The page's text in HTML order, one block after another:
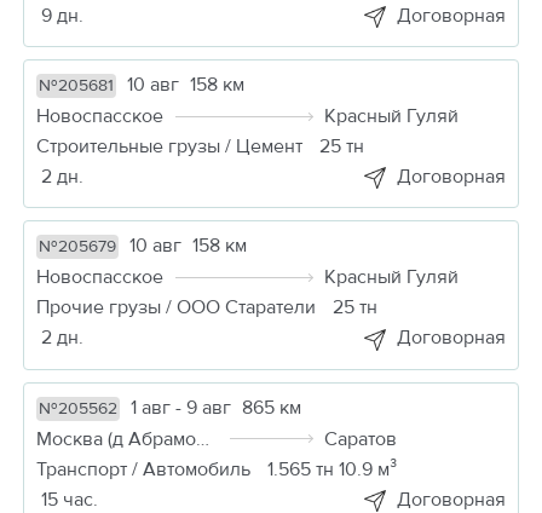
9 дн.
Договорная
№205681 10 авг 158 км
Новоспасское
Красный Гуляй
Строительные грузы / Цемент
25 тн
2 дн.
Договорная
№205679 10 авг 158 км
Новоспасское
Красный Гуляй
Прочие грузы / ООО Старатели
25 тн
2 дн.
Договорная
№205562 1 авг - 9 авг 865 км
Москва (д Абрамовка)
Саратов
Транспорт / Автомобиль
1.565 тн 10.9 м³
15 час.
Договорная